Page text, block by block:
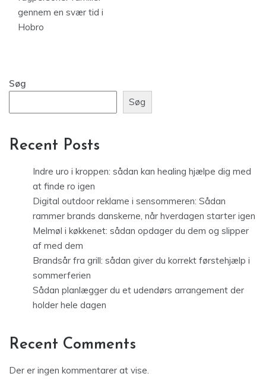
gennem en svær tid i
Hobro
Søg
Søg
Recent Posts
Indre uro i kroppen: sådan kan healing hjælpe dig med
at finde ro igen
Digital outdoor reklame i sensommeren: Sådan
rammer brands danskerne, når hverdagen starter igen
Melmøl i køkkenet: sådan opdager du dem og slipper
af med dem
Brandsår fra grill: sådan giver du korrekt førstehjælp i
sommerferien
Sådan planlægger du et udendørs arrangement der
holder hele dagen
Recent Comments
Der er ingen kommentarer at vise.